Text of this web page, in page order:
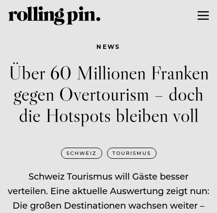
NEWS
Über 60 Millionen Franken
gegen Overtourism – doch
die Hotspots bleiben voll
SCHWEIZ TOURISMUS
Schweiz Tourismus will Gäste besser
verteilen. Eine aktuelle Auswertung zeigt nun:
Die großen Destinationen wachsen weiter –